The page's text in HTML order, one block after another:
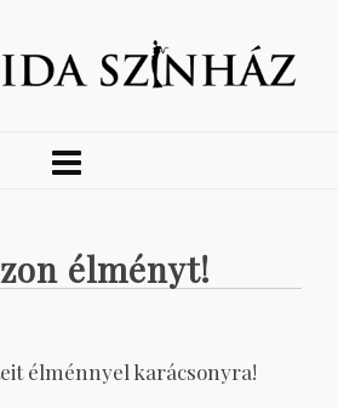
élményt!
élménnyel karácsonyra!